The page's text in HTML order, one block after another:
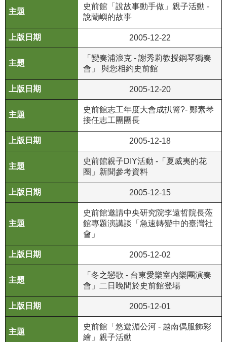
務
服
務
信
箱
網
覽
R
S
S
網
站
料
放
告
隱
私
權
保
史前館「說故事動手做」親子活動 -
說蘭嶼的故事
2005-12-22
「變奏浦浪克 - 謝秀莉教授鋼琴獨奏
會」 與您相約史前館
2005-12-20
史前館志工年度大會成扒篝?- 鄭素琴
接任志工團團長
2005-12-18
史前館親子DIY活動 -「夏威夷的花
圈」新聞參考資料
2005-12-15
史前館邀請中央研究院李遠哲院長蒞
館專題演講談「急速轉變中的臺灣社
會」
2005-12-02
「冬之戀歌 - 台東愛樂室內樂團演奏
會」二日晚間於史前館登場
2005-12-01
史前館「悠遊湄公河 - 越南偶服飾彩
繪」親子活動